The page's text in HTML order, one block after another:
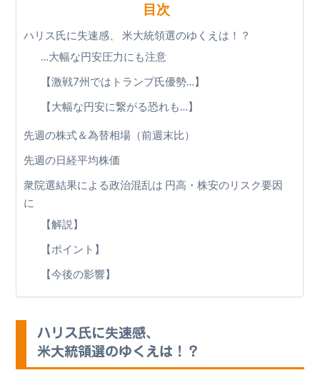
目次
ハリス氏に失速感、 米大統領選のゆくえは！？
…大幅な円安圧力にも注意
【激戦7州ではトランプ氏優勢…】
【大幅な円安に繋がる恐れも…】
先週の株式＆為替相場（前週末比）
先週の日経平均株価
衆院選結果による政治混乱は 円高・株安のリスク要因
に
【解説】
【ポイント】
【今後の影響】
ハリス氏に失速感、
米大統領選のゆくえは！？